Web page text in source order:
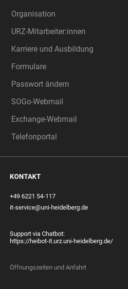
Organisation
URZ-Mitarbeiter:innen
Karriere und Ausbildung
Formulare
Passwort ändern
SOGo-Webmail
Exchange-Webmail
Telefonportal
KONTAKT
+49 6221 54-117
it-service@uni-heidelberg.de
Support via Chatbot:
https://heibot-it.urz.uni-heidelberg.de/
Öffnungszeiten und Anfahrt